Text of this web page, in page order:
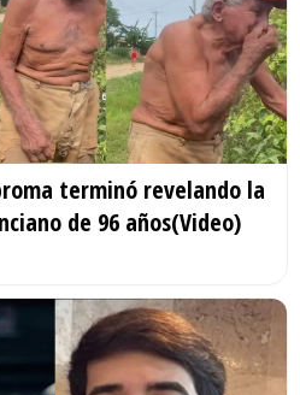
terminó revelando la
de 96 años(Video)